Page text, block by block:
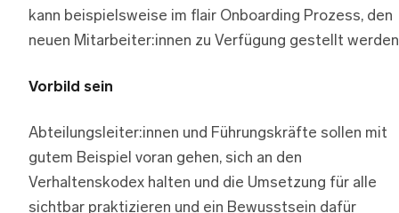
kann beispielsweise im flair Onboarding Prozess, den
neuen Mitarbeiter:innen zu Verfügung gestellt
Vorbild sein
Abteilungsleiter:innen und Führungskräfte sollen mit
gutem Beispiel voran gehen, sich an den
Verhaltenskodex halten und die Umsetzung für alle
sichtbar praktizieren und ein Bewusstsein dafür